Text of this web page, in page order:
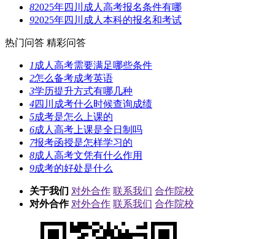
82025年四川成人高考报名条件有哪
92025年四川成人本科的报名和考试
热门问答 精彩问答
1 成人高考需要满足哪些条件
2怎么备考成考英语
3学历提升方式有哪几种
4四川成考什么时候查询成绩
5成考是怎么上课的
6成人高考上课是全日制吗
7报考函授是怎样学习的
8成人高考文凭有什么作用
9成考的好处是什么
关于我们 对外合作 联系我们 合作院校
对外合作 对外合作 联系我们 合作院校